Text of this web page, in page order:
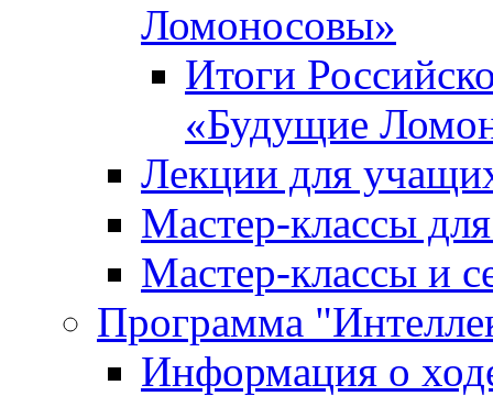
Ломоносовы»
Итоги
«Будущие
Лекции для
Мастер-классы
Мастер-классы и
Программа
Информация о